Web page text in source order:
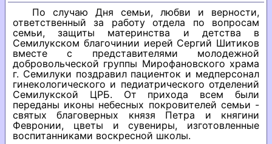
По случаю Дня семьи, любви и верности,
ответственный за работу отдела по вопросам
семьи, защиты материнства и детства в
Семилукском благочинии иерей Сергий Шитиков
вместе с представителями молодежной
добровольческой группы Мирофановского храма
г. Семилуки поздравил пациенток и медперсонал
гинекологического и педиатрического отделений
Семилукской ЦРБ. От прихода всем были
переданы иконы небесных покровителей семьи -
святых благоверных князя Петра и княгини
Февронии, цветы и сувениры, изготовленные
воспитанниками воскресной школы.